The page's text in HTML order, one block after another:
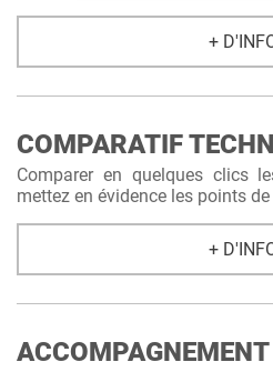
+
COMPARATIF
Comparer en quelques clics
mettez en évidence les points
+